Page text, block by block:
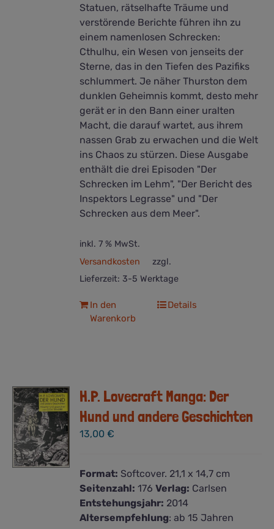
Statuen, rätselhafte Träume und
verstörende Berichte führen ihn zu
einem namenlosen Schrecken:
Cthulhu, ein Wesen von jenseits der
Sterne, das in den Tiefen des Pazifiks
schlummert. Je näher Thurston dem
dunklen Geheimnis kommt, desto mehr
gerät er in den Bann einer uralten
Macht, die darauf wartet, aus ihrem
nassen Grab zu erwachen und die Welt
ins Chaos zu stürzen. Diese Ausgabe
enthält die drei Episoden "Der
Schrecken im Lehm", "Der Bericht des
Inspektors Legrasse" und "Der
Schrecken aus dem Meer".
inkl. 7 % MwSt.
zzgl.
Versandkosten
Lieferzeit: 3-5 Werktage
In den
Warenkorb
Details
H.P. Lovecraft Manga: Der
Hund und andere Geschichten
13,00€
Format: Softcover. 21,1 x 14,7 cm
Seitenzahl: 176Verlag: Carlsen
Entstehungsjahr: 2014
Altersempfehlung: ab 15 Jahren